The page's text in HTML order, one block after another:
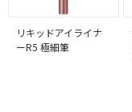
リキッドアイライナ
ーR5 極細筆